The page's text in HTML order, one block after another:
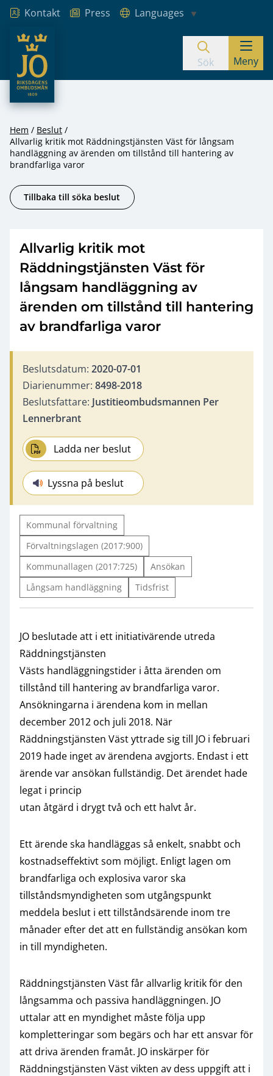
Hoppa till innehåll
Kontakt Press
Languages
JO – Riksdagens Ombudsmän
Sök Meny
Hem
Beslut
Allvarlig kritik mot Räddningstjänsten Väst för långsam
handläggning av ärenden om tillstånd till hantering av
brandfarliga varor
Tillbaka till söka beslut
Allvarlig kritik mot
Räddningstjänsten Väst för
långsam handläggning av
ärenden om tillstånd till hantering
av brandfarliga varor
Beslutsdatum: 2020-07-01
Diarienummer: 8498-2018
Beslutsfattare: Justitieombudsmannen Per
Lennerbrant
Ladda ner beslut
Lyssna på beslut
Kommunal förvaltning
Förvaltningslagen (2017:900)
Kommunallagen (2017:725)
Ansökan
Långsam handläggning
Tidsfrist
JO beslutade att i ett initiativärende utreda
Räddningstjänsten
Västs handläggningstider i åtta ärenden om
tillstånd till hantering av brandfarliga varor.
Ansökningarna i ärendena kom in mellan
december 2012 och juli 2018. När
Räddningstjänsten Väst yttrade sig till JO i februari
2019 hade inget av ärendena avgjorts. Endast i ett
ärende var ansökan fullständig. Det ärendet hade
legat i princip
utan åtgärd i drygt två och ett halvt år.
Ett ärende ska handläggas så enkelt, snabbt och
kostnadseffektivt som möjligt. Enligt lagen om
brandfarliga och explosiva varor ska
tillståndsmyndigheten som utgångspunkt
meddela beslut i ett tillståndsärende inom tre
månader efter det att en fullständig ansökan kom
in till myndigheten.
Räddningstjänsten Väst får allvarlig kritik för den
långsamma och passiva handläggningen. JO
uttalar att en myndighet måste följa upp
kompletteringar som begärs och har ett ansvar för
att driva ärenden framåt. JO inskärper för
Räddningstjänsten Väst vikten av dess uppgift att i